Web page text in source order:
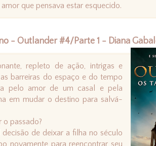
que pensava estar esquecido.
- Outlander #4/Parte 1 - Diana
repleto de ação, intrigas e
barreiras do espaço e do tempo
pelo amor de um casal e pela
em mudar o destino para salvá-
o passado?
de deixar a filha no século
novamente para reencontrar seu